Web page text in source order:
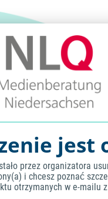
jest
przez organizatora
i chcesz poznać
otrzymanych w e-mailu